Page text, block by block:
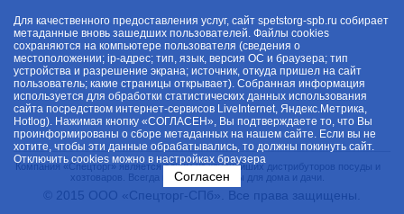
Компания «Спецторг» является одним из крупнейших дистрибуторов посуды и
хозтоваров. Всегда в наличии товары для дома и дачи.
© 2015 ООО «Спецторг-СПб». Все права защищены.
Для качественного предоставления услуг, сайт spetstorg-spb.ru собирает
метаданные вновь зашедших пользователей. Файлы cookies
сохраняются на компьютере пользователя (сведения о
местоположении; ip-адрес; тип, язык, версия ОС и браузера; тип
устройства и разрешение экрана; источник, откуда пришел на сайт
пользователь; какие страницы открывает). Собранная информация
используется для обработки статистических данных использования
сайта посредством интернет-сервисов LiveInternet, Яндекс.Метрика,
Hotlog). Нажимая кнопку «СОГЛАСЕН», Вы подтверждаете то, что Вы
проинформированы о сборе метаданных на нашем сайте. Если вы не
хотите, чтобы эти данные обрабатывались, то должны покинуть сайт.
Отключить cookies можно в настройках браузера
Согласен